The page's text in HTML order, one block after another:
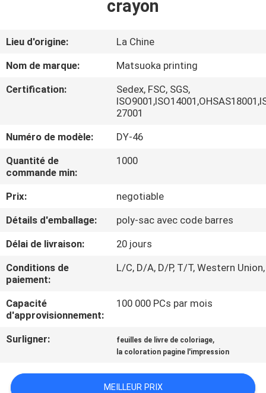
VISITE
DE
QUALITÉ
CONTACTEZ-
NOUS
DEMANDEZ
UNE
PLAN
SITE
crayon
Lieu d'origine:
La Chine
Nom de marque:
Matsuoka printing
Certification:
Sedex, FSC, SGS,
27001
Numéro de modèle:
DY-46
Quantité de
commande min:
1000
Prix:
negotiable
Détails d'emballage:
poly-sac avec code barres
Délai de livraison:
20 jours
Conditions de
paiement:
L/C, D/A, D/P, T/T, Western Union,
Capacité
d'approvisionnement:
100 000 PCs par mois
Surligner: feuilles de livre de coloriage,
la coloration pagine l'impression
MEILLEUR PRIX